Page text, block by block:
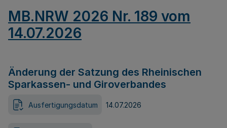
MB.NRW 2026 Nr. 189 vom
14.07.2026
Änderung der Satzung des Rheinischen
Sparkassen- und Giroverbandes
Ausfertigungsdatum 14.07.2026